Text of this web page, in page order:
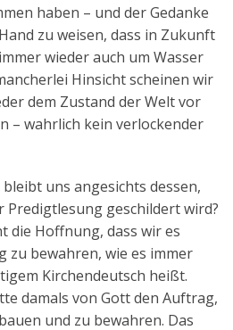
haben – und der Gedanke
zu weisen, dass in Zukunft
wieder auch um Wasser
Hinsicht scheinen wir
dem Zustand der Welt vor
– wahrlich kein verlockender
uns angesichts dessen,
Predigtlesung geschildert wird?
die Hoffnung, dass wir es
zu bewahren, wie es immer
Kirchendeutsch heißt.
damals von Gott den Auftrag,
und zu bewahren. Das